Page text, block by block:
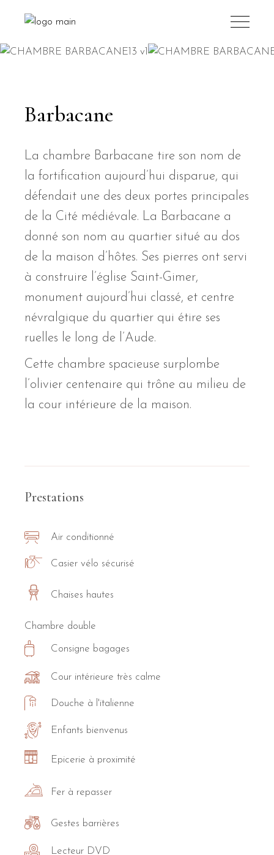
Barbacane
La chambre Barbacane tire son nom de
la fortification aujourd’hui disparue, qui
défendait une des deux portes principales
de la Cité médiévale. La Barbacane a
donné son nom au quartier situé au dos
de la maison d’hôtes. Ses pierres ont servi
à construire l’église Saint-Gimer,
monument aujourd’hui classé, et centre
névralgique du quartier qui étire ses
ruelles le long de l’Aude.
Cette chambre spacieuse surplombe
l’olivier centenaire qui trône au milieu de
la cour intérieure de la maison.
Prestations
Air conditionné
Casier vélo sécurisé
Chaises hautes
Chambre double
Consigne bagages
Cour intérieure très calme
Douche à l'italienne
Enfants bienvenus
Epicerie à proximité
Fer à repasser
Gestes barrières
Lecteur DVD